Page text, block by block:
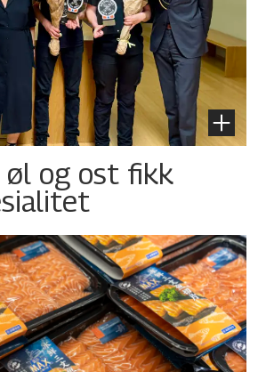
øl og ost fikk